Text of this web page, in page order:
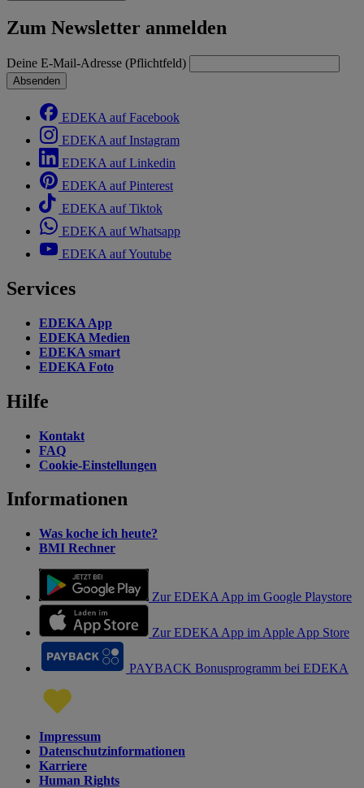
Zum Newsletter anmelden
Deine E-Mail-Adresse (Pflichtfeld)
Absenden
EDEKA auf Facebook
EDEKA auf Instagram
EDEKA auf Linkedin
EDEKA auf Pinterest
EDEKA auf Tiktok
EDEKA auf Whatsapp
EDEKA auf Youtube
Services
EDEKA App
EDEKA Medien
EDEKA smart
EDEKA Foto
Hilfe
Kontakt
FAQ
Cookie-Einstellungen
Informationen
Was koche ich heute?
BMI Rechner
Zur EDEKA App im Google Playstore
Zur EDEKA App im Apple App Store
PAYBACK Bonusprogramm bei EDEKA
Impressum
Datenschutzinformationen
Karriere
Human Rights